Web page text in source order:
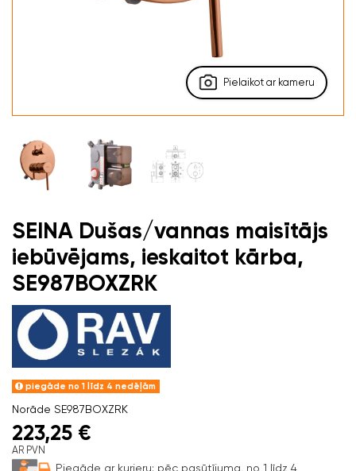
Pielaikot ar kameru
SEINA Dušas/vannas maisītājs
iebūvējams, ieskaitot kārba,
SE987BOXZRK
piegāde no 1 līdz 4 nedēļām
Norāde SE987BOXZRK
223,25 €
AR PVN
Piegāde ar kurjeru: pēc pasūtījuma, no 1 līdz 4